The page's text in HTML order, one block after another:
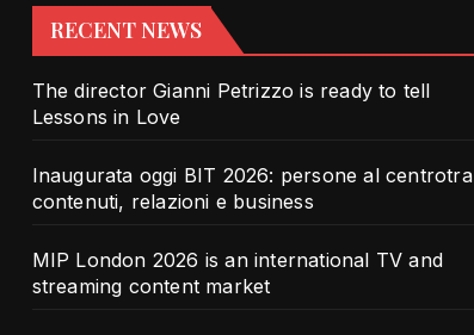
RECENT NEWS
The director Gianni Petrizzo is ready to tell
Lessons in Love
Inaugurata oggi BIT 2026: persone al centrotra
contenuti, relazioni e business
MIP London 2026 is an international TV and
streaming content market